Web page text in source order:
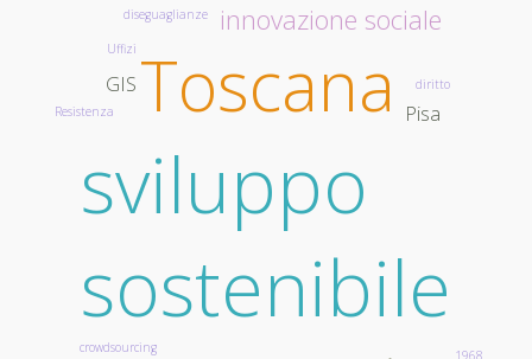
sviluppo
sostenibile
Toscana
innovazione sociale
Pisa
GIS
diseguaglianze
Resistenza
crowdsourcing 1968
diritto
Uffizi